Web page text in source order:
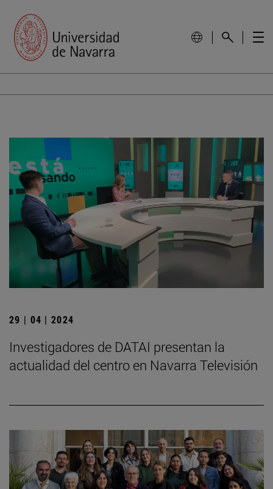
29 | 04 | 2024
Investigadores de DATAI presentan la
actualidad del centro en Navarra Televisión